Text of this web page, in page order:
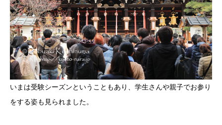
いまは受験シーズンということもあり、学生さんや親子でお参り
をする姿も見られました。